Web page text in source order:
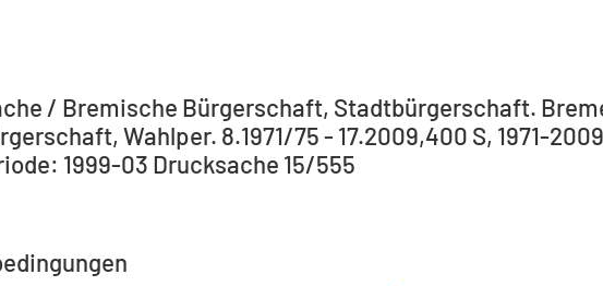
/ Bremische Bürgerschaft, Stadtbürgerschaft.
Wahlper. 8.1971/75 - 17.2009,400 S, 1971-
1999-03 Drucksache 15/555